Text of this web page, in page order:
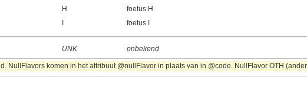
H foetus H
foetus I
UNK onbekend
NullFlavors komen in het attribuut @nullFlavor in plaats van in @code. NullFlavor OTH